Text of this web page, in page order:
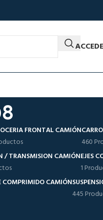
FRONTAL CAMIÓN
460
/ TRANSMISION CAMIÓNEJES
1
COMPRIMIDO CAMIÓN
445